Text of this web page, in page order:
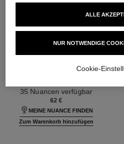
ultra le teint fluide
Ultra-langer Halt – Maximaler
Finish
Ref. 146314
35 Nuancen verfügbar
62 €
MEINE NUANCE FINDEN
Zum Warenkorb hinzufügen
NUR NOTWENDIGE
ALLE
Cookie-